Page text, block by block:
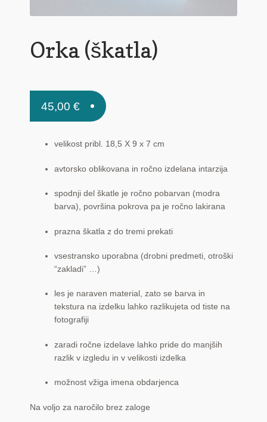
Seznami izdelkov
Zaključek nakupa
Orka (škatla)
45,00 €
velikost pribl. 18,5 X 9 x 7 cm
avtorsko oblikovana in ročno izdelana intarzija
spodnji del škatle je ročno pobarvan (modra
barva), površina pokrova pa je ročno lakirana
prazna škatla z do tremi prekati
vsestransko uporabna (drobni predmeti, otroški
“zakladi” …)
les je naraven material, zato se barva in
tekstura na izdelku lahko razlikujeta od tiste na
fotografiji
zaradi ročne izdelave lahko pride do manjših
razlik v izgledu in v velikosti izdelka
možnost vžiga imena obdarjenca
Na voljo za naročilo brez zaloge